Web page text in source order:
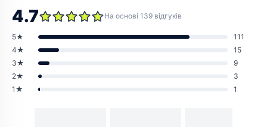
4.7 На основі 139 відгуків
5★
111
4★
15
3★
9
2★
3
1★
1